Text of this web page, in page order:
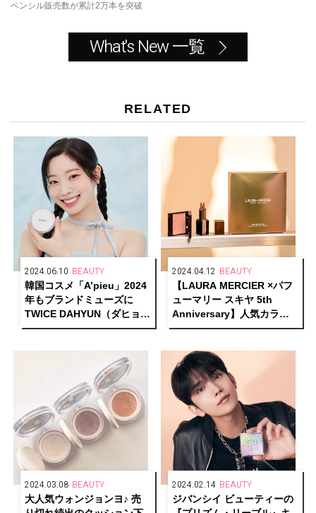
ペンシル販売数が累計2万本を突破
What's New 一覧
RELATED
2024.06.10 BEAUTY
韓国コスメ「A’pieu」2024
年もブランドミューズに
TWICE DAHYUN（ダヒョ
ン）を起用し新ビジュアル
2024.04.12 BEAUTY
【LAURA MERCIER ×パフ
ューマリー スキヤ 5th
Anniversary】人気カラー
アイテムの日本限定キット
2024.03.08 BEAUTY
大人気ウォンジョンヨ♪ 売
2024.02.14 BEAUTY
ジバンシイ ビューティーの